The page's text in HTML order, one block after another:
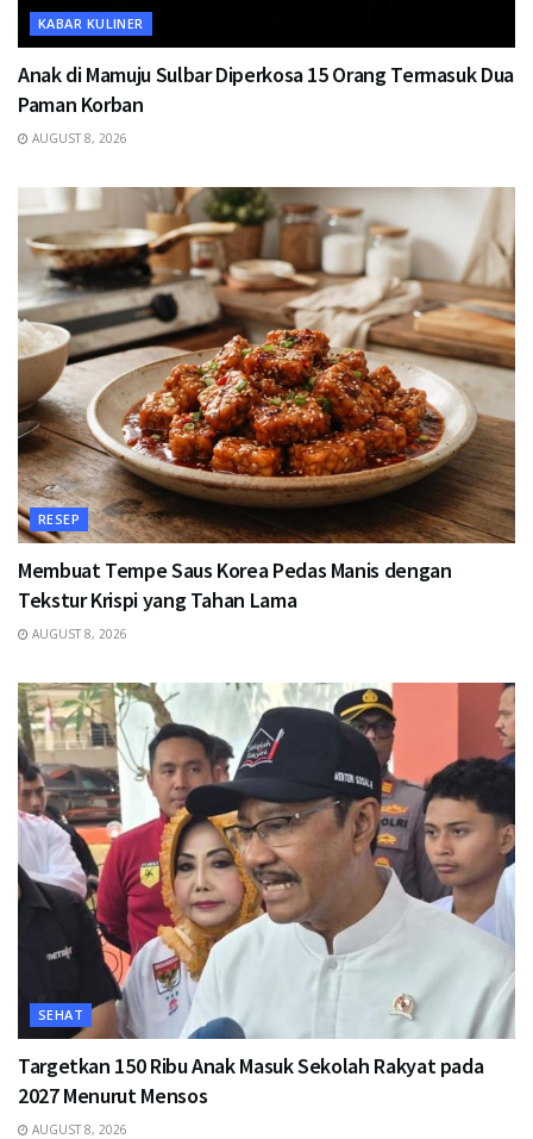
KABAR KULINER
Anak di Mamuju Sulbar Diperkosa 15 Orang Termasuk Dua
Paman Korban
AUGUST 8, 2026
RESEP
Membuat Tempe Saus Korea Pedas Manis dengan
Tekstur Krispi yang Tahan Lama
AUGUST 8, 2026
SEHAT
Targetkan 150 Ribu Anak Masuk Sekolah Rakyat pada
2027 Menurut Mensos
AUGUST 8, 2026